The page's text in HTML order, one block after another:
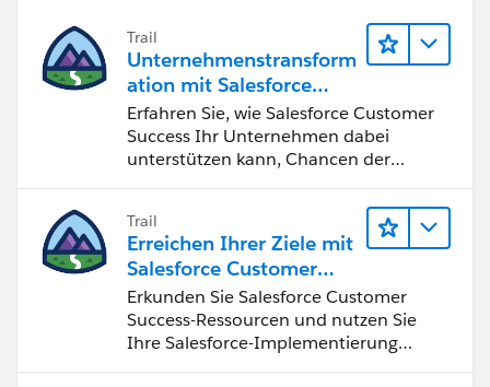
Trail
Unternehmenstransform
ation mit Salesforce
Customer Success
Erfahren Sie, wie Salesforce Customer
Success Ihr Unternehmen dabei
unterstützen kann, Chancen der
Trail
Erreichen Ihrer Ziele mit
Salesforce Customer
Success
Erkunden Sie Salesforce Customer
Success-Ressourcen und nutzen Sie
Ihre Salesforce-Implementierung